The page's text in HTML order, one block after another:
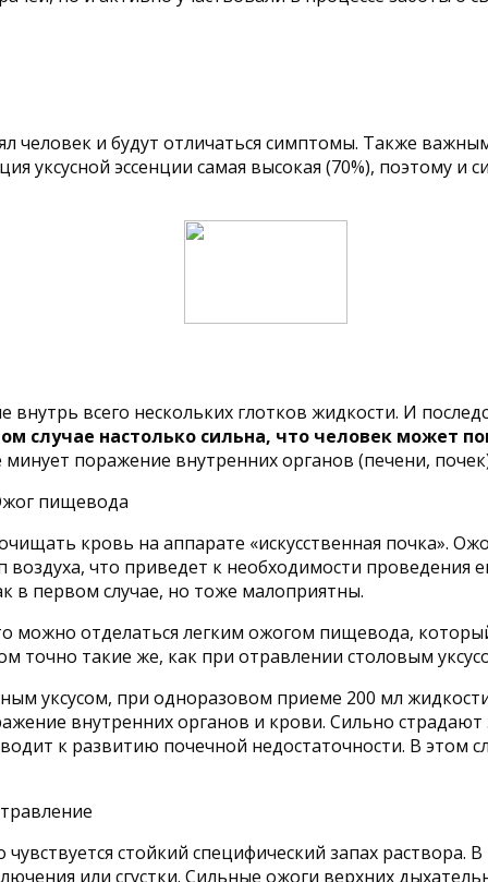
человек и будут отличаться симптомы. Также
уксусной эссенции самая высокая (70%), поэтому и
всего нескольких глотков жидкости. И
случае настолько сильна, что человек может
поражение внутренних органов (печени,
кровь на аппарате «искусственная почка».
воздуха, что приведет к необходимости
первом случае, но тоже малоприятны.
можно отделаться легким ожогом пищевода,
точно такие же, как при отравлении столовым
уксусом, при одноразовом приеме 200 мл
внутренних органов и крови. Сильно
к развитию почечной недостаточности. В этом
стойкий специфический запах
или сгустки. Сильные ожоги верхних